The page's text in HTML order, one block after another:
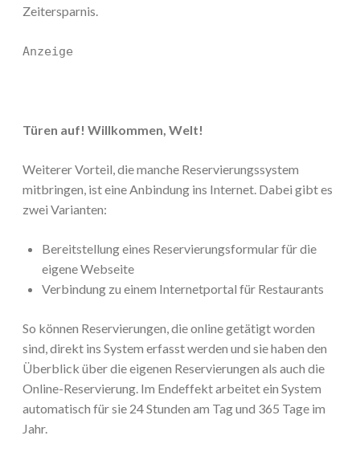
Zeitersparnis.
Anzeige
Türen auf! Willkommen, Welt!
Weiterer Vorteil, die manche Reservierungssystem
mitbringen, ist eine Anbindung ins Internet. Dabei gibt es
zwei Varianten:
Bereitstellung eines Reservierungsformular für die
eigene Webseite
Verbindung zu einem Internetportal für Restaurants
So können Reservierungen, die online getätigt worden
sind, direkt ins System erfasst werden und sie haben den
Überblick über die eigenen Reservierungen als auch die
Online-Reservierung. Im Endeffekt arbeitet ein System
automatisch für sie 24 Stunden am Tag und 365 Tage im
Jahr.